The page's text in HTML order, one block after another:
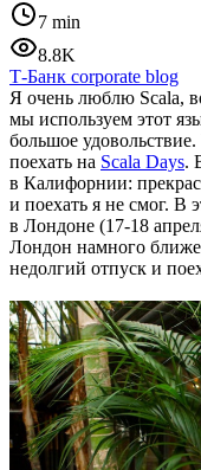
7 min
8.8K
Т-Банк corporate blog
Я очень люблю Scala,
мы используем этот
большое
поехать на Scala Days.
в Калифорнии:
и поехать я не смог. В
в Лондоне (17-18
Лондон намного
недолгий отпуск и